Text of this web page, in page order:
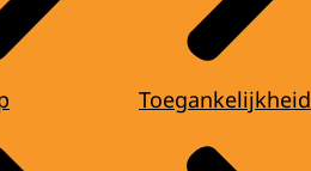
Toegankelijkheid